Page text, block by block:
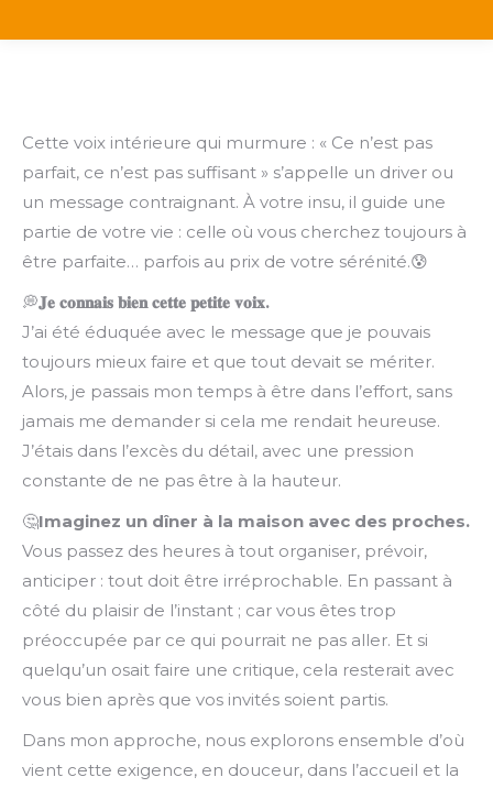
Cette voix intérieure qui murmure : « Ce n’est pas
parfait, ce n’est pas suffisant » s’appelle un driver ou
un message contraignant. À votre insu, il guide une
partie de votre vie : celle où vous cherchez toujours à
être parfaite… parfois au prix de votre sérénité.😰
💭𝐉𝐞 𝐜𝐨𝐧𝐧𝐚𝐢𝐬 𝐛𝐢𝐞𝐧𝐜𝐞𝐭𝐭𝐞 𝐩𝐞𝐭𝐢𝐭𝐞 𝐯𝐨𝐢𝐱.
J’ai été éduquée avec le message que je pouvais
toujours mieux faire et que tout devait se mériter.
Alors, je passais mon temps à être dans l’effort, sans
jamais me demander si cela me rendait heureuse.
J’étais dans l’excès du détail, avec une pression
constante de ne pas être à la hauteur.
🤔Imaginez un dîner à la maison avec des proches.
Vous passez des heures à tout organiser, prévoir,
anticiper : tout doit être irréprochable. En passant à
côté du plaisir de l’instant ; car vous êtes trop
préoccupée par ce qui pourrait ne pas aller. Et si
quelqu’un osait faire une critique, cela resterait avec
vous bien après que vos invités soient partis.
Dans mon approche, nous explorons ensemble d’où
vient cette exigence, en douceur, dans l’accueil et la